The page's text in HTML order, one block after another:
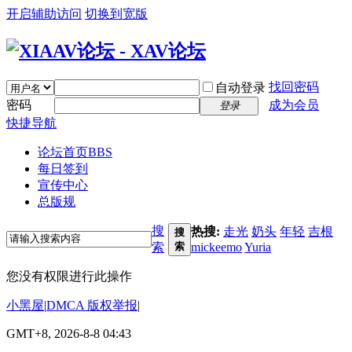
开启辅助访问 切换到宽版
自动登录 找回密码
密码
登录
成为会员
快捷导航
论坛首页BBS
每日签到
宣传中心
总版规
搜
索
搜
索
热搜: 走光 奶头 年轻 吉根
mickeemoYuria
您没有权限进行此操作
小黑屋|DMCA 版权举报|
GMT+8, 2026-8-8 04:43